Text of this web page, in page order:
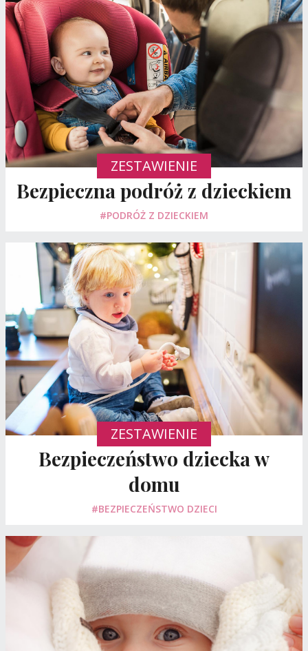
ZESTAWIENIE
Bezpieczna podróż z dzieckiem
#PODRÓŻ Z DZIECKIEM
ZESTAWIENIE
Bezpieczeństwo dziecka w
domu
#BEZPIECZEŃSTWO DZIECI